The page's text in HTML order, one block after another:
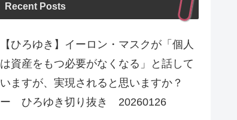
Recent Posts
【ひろゆき】イーロン・マスクが「個人
は資産をもつ必要がなくなる」と話して
いますが、実現されると思いますか？
ー ひろゆき切り抜き 20260126